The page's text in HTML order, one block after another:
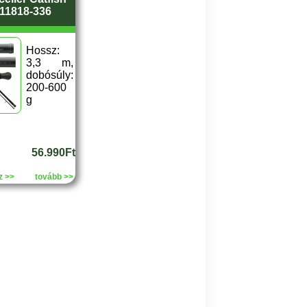
336
Hossz:
3,3 m,
dobósúly:
200-600
g
56.990Ft
>> tovább >>